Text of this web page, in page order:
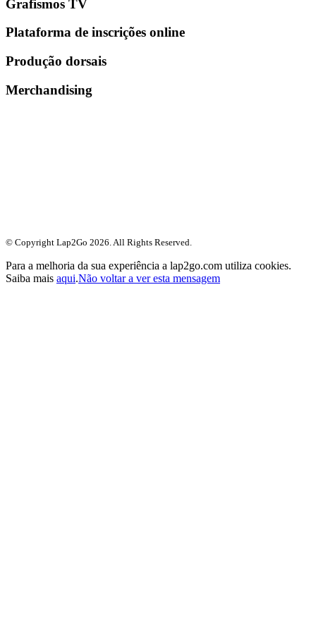
Grafismos TV
Plataforma de inscrições online
Produção dorsais
Merchandising
© Copyright Lap2Go 2026 . All Rights Reserved.
Para a melhoria da sua experiência a lap2go.com utiliza cookies.
Saiba mais aqui.Não voltar a ver esta mensagem